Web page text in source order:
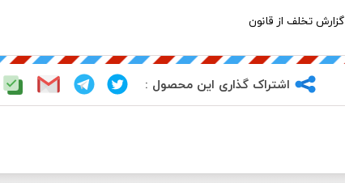
گزارش تخلف از قانون
اشتراک گذاری این محصول :